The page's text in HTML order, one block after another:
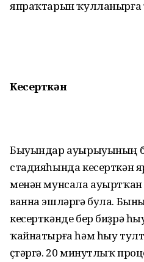
япраҡтарын
Кесерткән
Быуындар ауырыуының
стадияһында кесерткән
менән мунсала
ванна эшләргә була. Бының
кесерткәнде бер биҙрә
ҡайнатырға һәм һыу
өҫтәргә. 20 минутлыҡ